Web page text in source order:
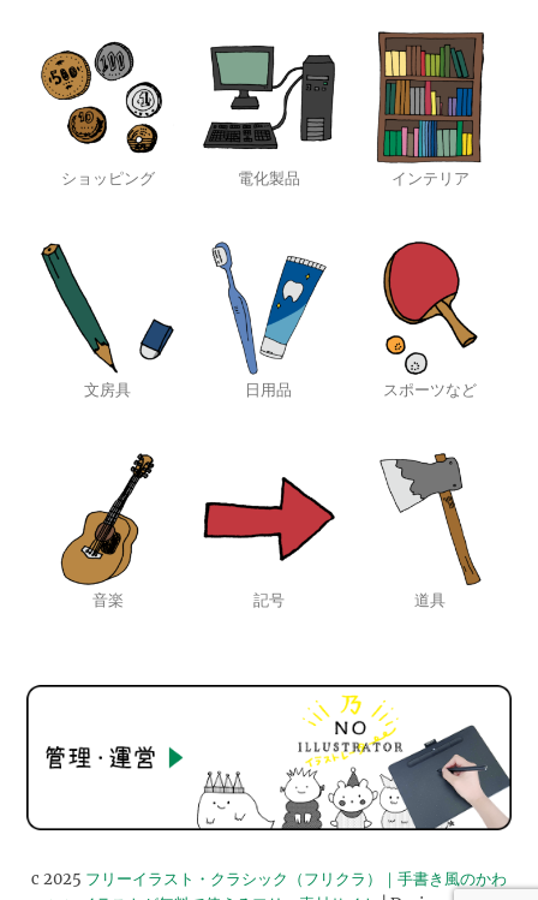
ショッピング 電化製品 インテリア
文房具 日用品 スポーツなど
音楽 記号 道具
c 2025 フリーイラスト・クラシック（フリクラ）｜手書き風のかわ